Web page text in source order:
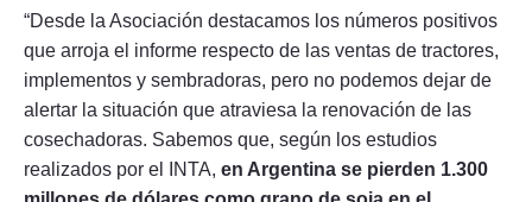
“Desde la Asociación destacamos los números positivos
que arroja el informe respecto de las ventas de tractores,
implementos y sembradoras, pero no podemos dejar de
alertar la situación que atraviesa la renovación de las
cosechadoras. Sabemos que, según los estudios
realizados por el INTA, en Argentina se pierden 1.300